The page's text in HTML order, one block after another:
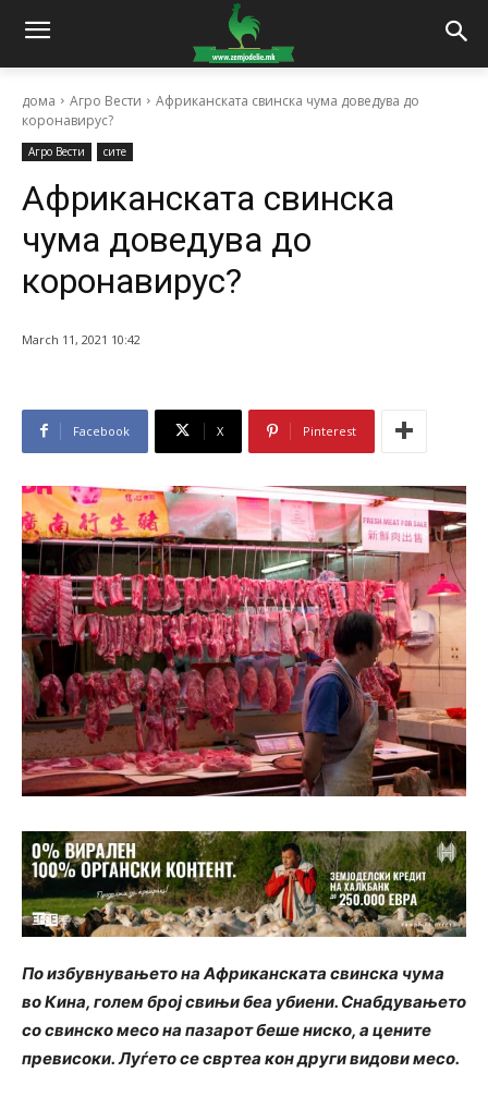
дома Агро Вести
Африканската свинска чума доведува до
коронавирус?
Агро Вести сите
Африканската свинска
чума доведува до
коронавирус?
March 11, 2021 10:42
Facebook X Pinterest
По избувнувањето на Африканската свинска чума
во Кина, голем број свињи беа убиени. Снабдувањето
со свинско месо на пазарот беше ниско, а цените
превисоки. Луѓето се свртеа кон други видови месо.